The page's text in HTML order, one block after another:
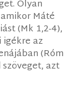
Olyan
Máté
(Mk 1,2-4),
igékre az
(Róm
azt